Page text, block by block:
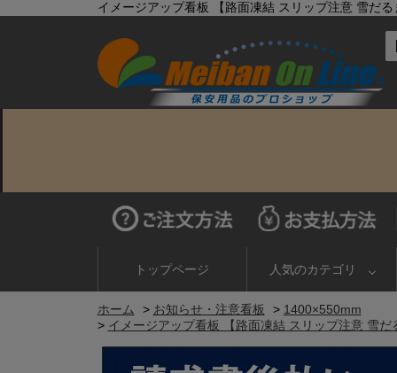
イメージアップ看板 【路面凍結 スリップ注意 雪だ
トップページ 人気のカテゴリ
ホーム > お知らせ・注意看板 > 1400×550mm
> イメージアップ看板 【路面凍結 スリップ注意 雪